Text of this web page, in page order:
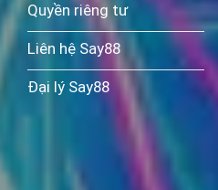
Quyền riêng tư
Liên hệ Say88
Đại lý Say88